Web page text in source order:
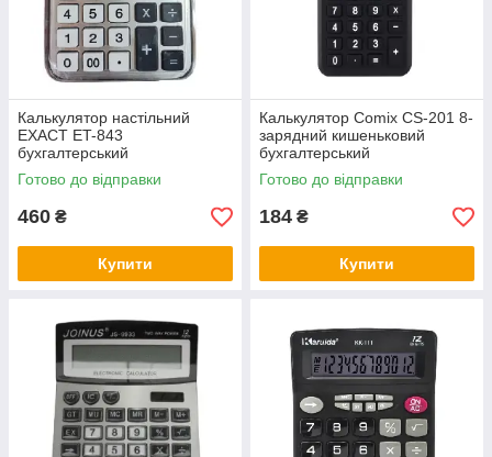
Калькулятор настільний
EXACT ET-843
бухгалтерський
Готово до відправки
460 ₴
Купити
Калькулятор Comix CS-201 8-
зарядний кишеньковий
бухгалтерський
Готово до відправки
184 ₴
Купити